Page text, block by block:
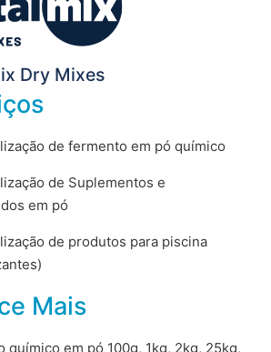
Dry Mixes
de fermento em pó químico
de Suplementos e
em pó
de produtos para piscina
Mais
químico em pó 100g, 1kg, 2kg, 25kg,